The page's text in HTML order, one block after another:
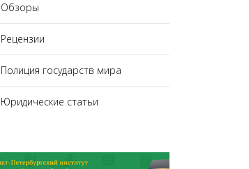
Обзоры
Рецензии
Полиция государств мира
Юридические статьи